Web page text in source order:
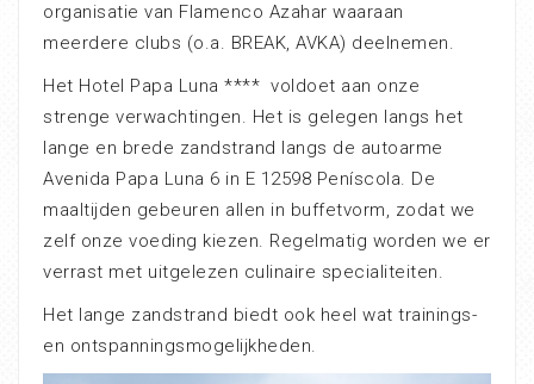
organisatie van Flamenco Azahar waaraan
meerdere clubs (o.a. BREAK, AVKA) deelnemen.
Het Hotel Papa Luna **** voldoet aan onze
strenge verwachtingen. Het is gelegen langs het
lange en brede zandstrand langs de autoarme
Avenida Papa Luna 6 in E 12598 Peníscola. De
maaltijden gebeuren allen in buffetvorm, zodat we
zelf onze voeding kiezen. Regelmatig worden we er
verrast met uitgelezen culinaire specialiteiten.
Het lange zandstrand biedt ook heel wat trainings-
en ontspanningsmogelijkheden.